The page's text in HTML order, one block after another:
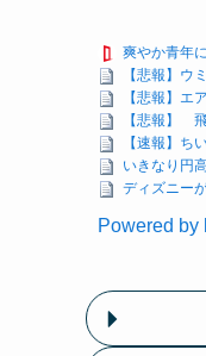
爽やか青年
【悲報】ウ
【悲報】エ
【悲報】
【速報】ち
いきなり円
ディズニー
Powered by